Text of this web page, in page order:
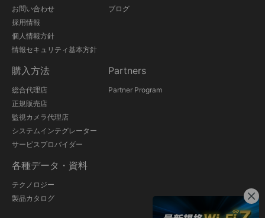
お問い合わせ
採用情報
個人情報方針
情報セキュリティ基本方針
ブログ
購入方法
総合代理店
正規販売店
監視カメラ代理店
システムインテグレーター
サービスプロバイダー
Partners
Partner Program
各種データ・資料
テクノロジー
製品カタログ